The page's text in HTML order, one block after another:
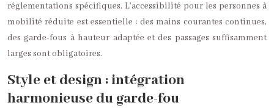
réglementations spécifiques. L’accessibilité pour les personnes à
mobilité réduite est essentielle : des mains courantes continues,
des garde-fous à hauteur adaptée et des passages suffisamment
larges sont obligatoires.
Style et design : intégration
harmonieuse du garde-fou